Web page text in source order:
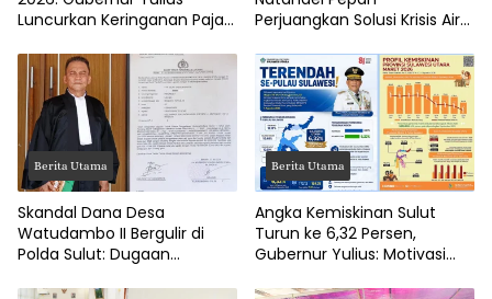
Luncurkan Keringanan Pajak
Perjuangkan Solusi Krisis Air
DPRD Manado
Berita Utama
Skandal Dana Desa
Watudambo II Bergulir di
Polda Sulut: Dugaan
Berita Utama
Angka Kemiskinan Sulut
Turun ke 6,32 Persen,
Gubernur Yulius: Motivasi